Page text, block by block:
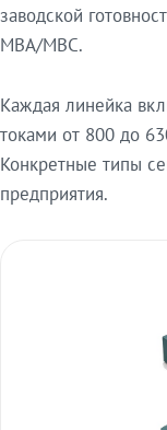
заводской
МВА/МВС.
Каждая линейка
токами от 800 до
Конкретные типы
предприятия.